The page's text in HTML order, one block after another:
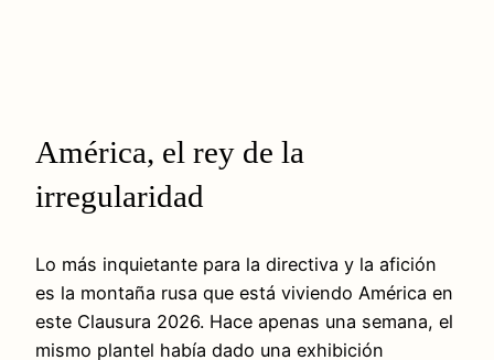
América, el rey de la
irregularidad
Lo más inquietante para la directiva y la afición
es la montaña rusa que está viviendo América en
este Clausura 2026. Hace apenas una semana, el
mismo plantel había dado una exhibición